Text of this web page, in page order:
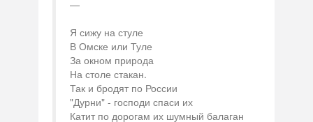
Я сижу на стуле
В Омске или Туле
За окном природа
На столе стакан.
Так и бродят по России
"Дурни" - господи спаси их
Катит по дорогам их шумный балаган